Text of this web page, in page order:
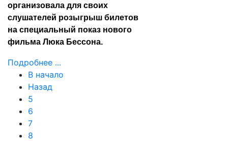
организовала для своих
слушателей розыгрыш билетов
на специальный показ нового
фильма Люка Бессона.
Подробнее ...
В начало
Назад
5
6
7
8